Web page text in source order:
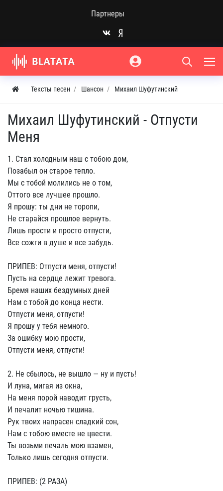
Партнеры
Тексты песен Шансон Михаил Шуфутинский
Михаил Шуфутинский - Отпусти
Меня
1. Стал холодным наш с тобою дом,
Позабыл он старое тепло.
Мы с тобой молились не о том,
Оттого все лучшее прошло.
Я прошу: ты дни не торопи,
Не старайся прошлое вернуть.
Лишь прости и просто отпусти,
Все сожги в душе и все забудь.
ПРИПЕВ: Отпусти меня, отпусти!
Пусть на сердце лежит тревога.
Бремя наших бездумных дней
Нам с тобой до конца нести.
Отпусти меня, отпусти!
Я прошу у тебя немного.
За ошибку мою прости,
Отпусти меня, отпусти!
2. Не сбылось, не вышло — ну и пусть!
И луна, мигая из окна,
На меня порой наводит грусть,
И печалит ночью тишина.
Рук твоих напрасен сладкий сон,
Нам с тобою вместе не цвести.
Ты возьми печаль мою взамен,
Только лишь сегодня отпусти.
ПРИПЕВ: (2 РАЗА)